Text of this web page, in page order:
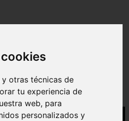
otras técnicas de
tu experiencia de
web, para
personalizados y
que la muerte nos separe
nos separe